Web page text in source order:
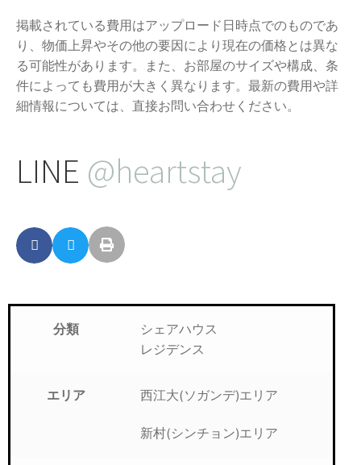
掲載されている費用はアップロード日時点でのものであ
り、物価上昇やその他の要因により現在の価格とは異な
る可能性があります。また、お部屋のサイズや構成、条
件によっても費用が大きく異なります。最新の費用や詳
細情報については、直接お問い合わせください。
LINE @heartstay
分類
シェアハウス
レジデンス
エリア 西江大(ソガンデ)エリア
新村(シンチョン)エリア